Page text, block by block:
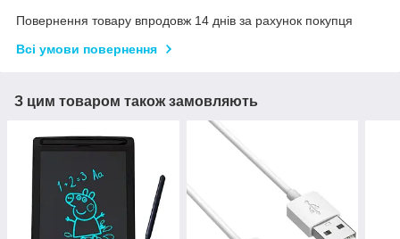
Повернення товару впродовж 14 днів за рахунок покупця
Всі умови повернення
З цим товаром також замовляють